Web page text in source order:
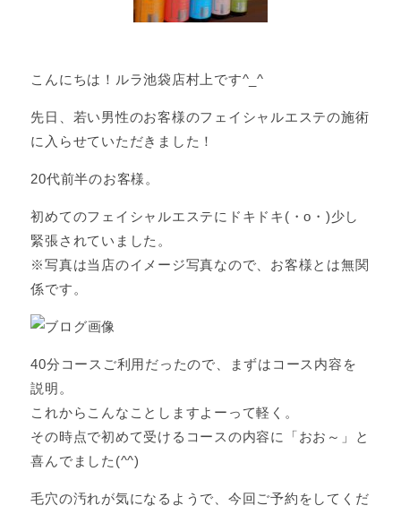
こんにちは！ルラ池袋店村上です^_^
先日、若い男性のお客様のフェイシャルエステの施術
に入らせていただきました！
20代前半のお客様。
初めてのフェイシャルエステにドキドキ(・o・)少し
緊張されていました。
※写真は当店のイメージ写真なので、お客様とは無関
係です。
40分コースご利用だったので、まずはコース内容を
説明。
これからこんなことしますよーって軽く。
その時点で初めて受けるコースの内容に「おお～」と
喜んでました(^^)
毛穴の汚れが気になるようで、今回ご予約をしてくだ